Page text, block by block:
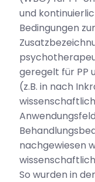
und
Bedingungen
geregelt für PP
(z.B. in nach
nachgewiesen
So wurden in